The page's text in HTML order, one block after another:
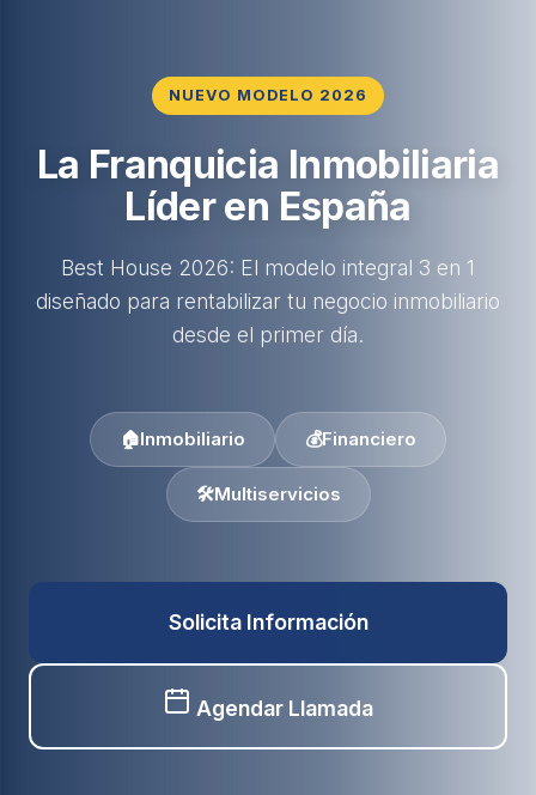
NUEVO MODELO 2026
La Franquicia Inmobiliaria
Líder en España
Best House 2026: El modelo integral 3 en 1
diseñado para rentabilizar tu negocio inmobiliario
desde el primer día.
🏠Inmobiliario 💰Financiero
🛠️Multiservicios
Solicita Información
Agendar Llamada